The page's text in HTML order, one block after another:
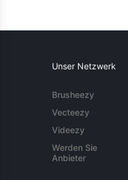
Unser Netzwerk
Brusheezy
Vecteezy
Videezy
Werden Sie
Anbieter